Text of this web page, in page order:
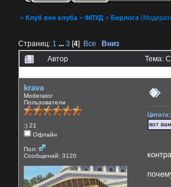
> Клуб вне клуба > ФЛУД > Берлога
Страниц: 1 ... 3 [4] Все Вниз
Автор Тема:
krava
Moderator
Пользователи
:) 21
Офлайн
Пол:
Сообщений: 3120
вот